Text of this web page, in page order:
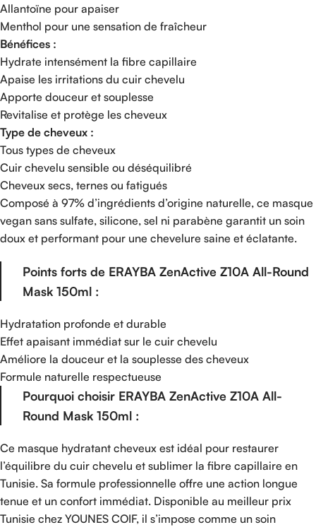
Allantoïne pour apaiser
Menthol pour une sensation de fraîcheur
Bénéfices :
Hydrate intensément la fibre capillaire
Apaise les irritations du cuir chevelu
Apporte douceur et souplesse
Revitalise et protège les cheveux
Type de cheveux :
Tous types de cheveux
Cuir chevelu sensible ou déséquilibré
Cheveux secs, ternes ou fatigués
Composé à 97% d’ingrédients d’origine naturelle, ce masque
vegan sans sulfate, silicone, sel ni parabène garantit un soin
doux et performant pour une chevelure saine et éclatante.
Points forts de ERAYBA ZenActive Z10A All-Round
Mask 150ml :
Hydratation profonde et durable
Effet apaisant immédiat sur le cuir chevelu
Améliore la douceur et la souplesse des cheveux
Formule naturelle respectueuse
Pourquoi choisir ERAYBA ZenActive Z10A All-
Round Mask 150ml :
Ce masque hydratant cheveux est idéal pour restaurer
l’équilibre du cuir chevelu et sublimer la fibre capillaire en
Tunisie. Sa formule professionnelle offre une action longue
tenue et un confort immédiat. Disponible au meilleur prix
Tunisie chez YOUNES COIF, il s’impose comme un soin